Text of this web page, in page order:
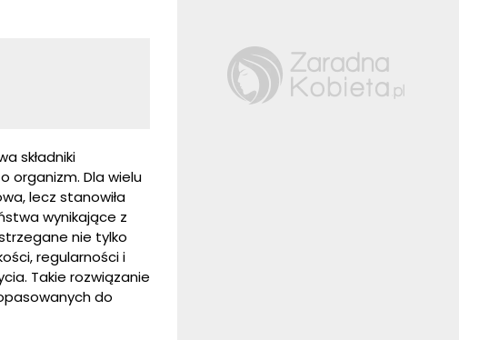
składniki
organizm. Dla wielu
lecz stanowiła
wynikające z
nie tylko
regularności i
Takie rozwiązanie
do